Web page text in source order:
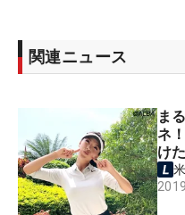
関連ニュース
ま
ネ
け